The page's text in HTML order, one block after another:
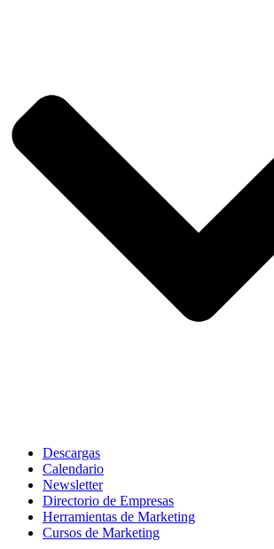
Descargas
Calendario
Newsletter
Directorio de Empresas
Herramientas de Marketing
Cursos de Marketing